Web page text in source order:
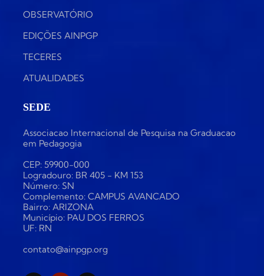
OBSERVATÓRIO
EDIÇÕES AINPGP
TECERES
ATUALIDADES
SEDE
Associacao Internacional de Pesquisa na Graduacao
em Pedagogia
CEP: 59900-000
Logradouro: BR 405 - KM 153
Número: SN
Complemento: CAMPUS AVANCADO
Bairro: ARIZONA
Município: PAU DOS FERROS
UF: RN
contato@ainpgp.org